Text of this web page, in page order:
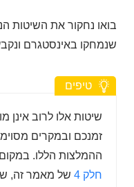
בואו נחקור את השיטות
שנמחקו באינסטגרם
טיפים
שיטות אלו לרוב אינן
זמנכם ובמקרים
ההמלצות הללו.
חלק 4
של מאמר זה,